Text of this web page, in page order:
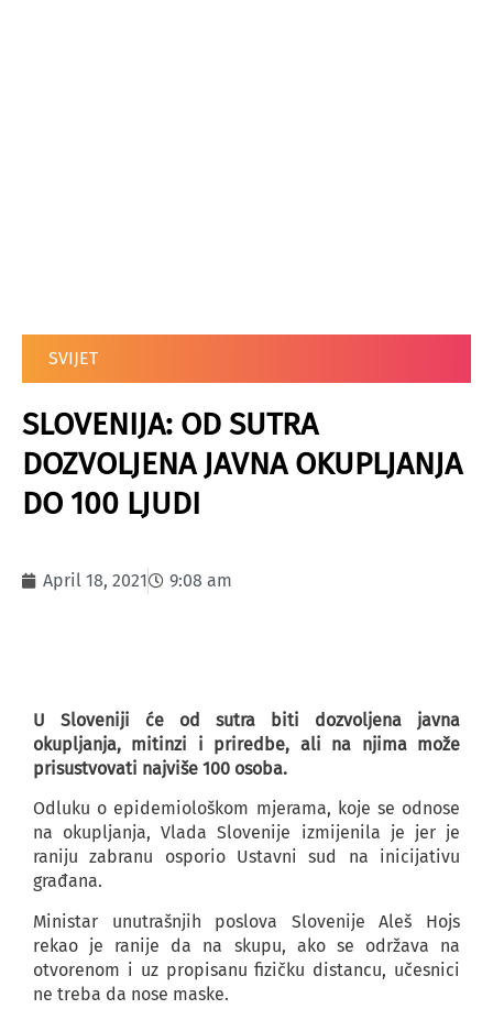
SVIJET
SLOVENIJA: OD SUTRA
DOZVOLJENA JAVNA OKUPLJANJA
DO 100 LJUDI
April 18, 2021 9:08 am
U Sloveniji će od sutra biti dozvoljena javna
okupljanja, mitinzi i priredbe, ali na njima može
prisustvovati najviše 100 osoba.
Odluku o epidemiološkom mjerama, koje se odnose
na okupljanja, Vlada Slovenije izmijenila je jer je
raniju zabranu osporio Ustavni sud na inicijativu
građana.
Ministar unutrašnjih poslova Slovenije Aleš Hojs
rekao je ranije da na skupu, ako se održava na
otvorenom i uz propisanu fizičku distancu, učesnici
ne treba da nose maske.